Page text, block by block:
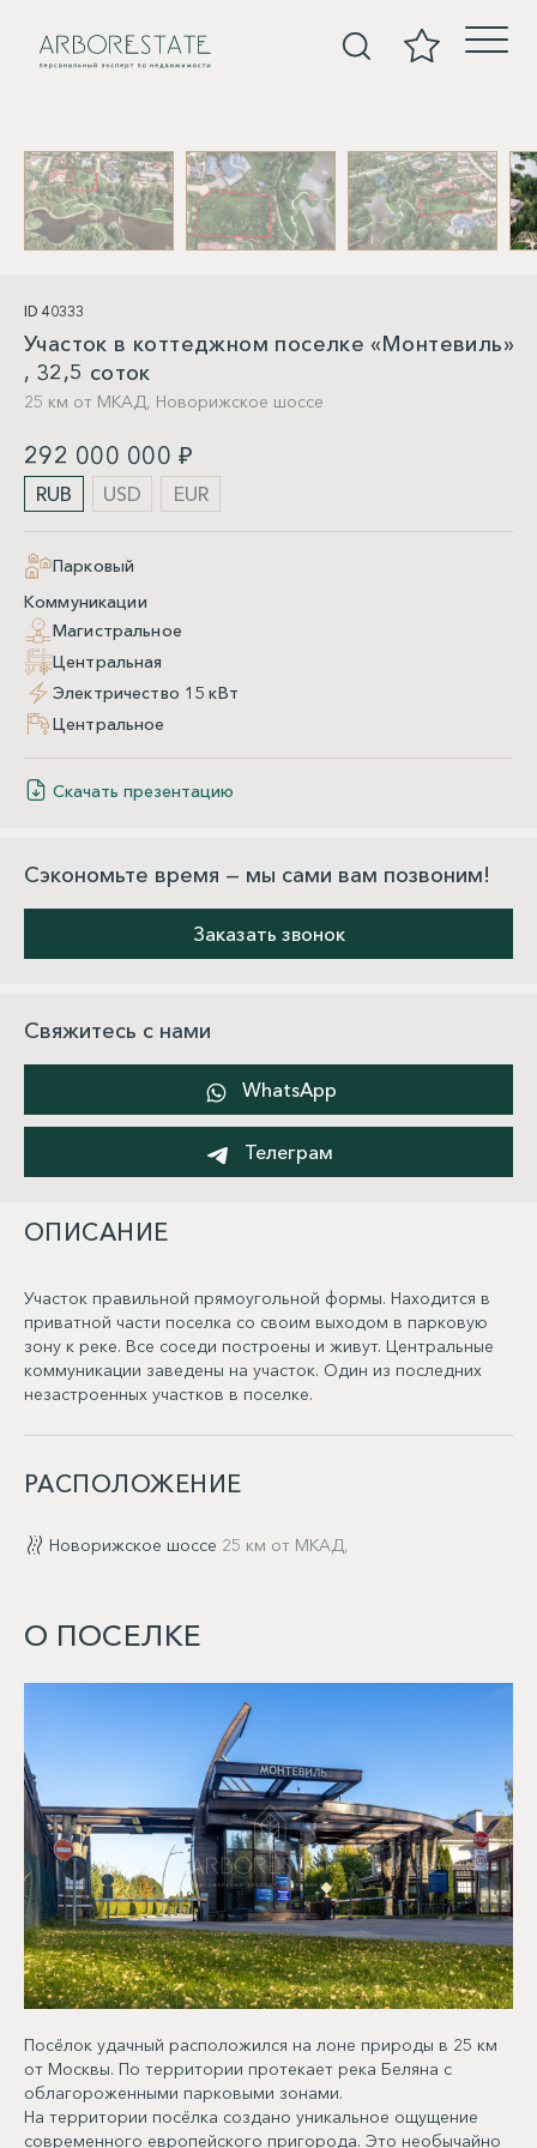
ID 40333
Участок в коттеджном поселке «Монтевиль»
, 32,5 соток
25 км от МКАД, Новорижское шоссе
292 000 000 ₽
RUB USD EUR
Парковый
Коммуникации
Магистральное
Центральная
Электричество 15 кВт
Центральное
Скачать презентацию
Сэкономьте время — мы сами вам позвоним!
Заказать звонок
Свяжитесь с нами
WhatsApp
Телеграм
ОПИСАНИЕ
Участок правильной прямоугольной формы. Находится в
приватной части поселка со своим выходом в парковую
зону к реке. Все соседи построены и живут. Центральные
коммуникации заведены на участок. Один из последних
незастроенных участков в поселке.
РАСПОЛОЖЕНИЕ
Новорижское шоссе 25 км от МКАД,
О ПОСЕЛКЕ
Посёлок удачный расположился на лоне природы в 25 км
от Москвы. По территории протекает река Беляна с
облагороженными парковыми зонами.
На территории посёлка создано уникальное ощущение
современного европейского пригорода. Это необычайно